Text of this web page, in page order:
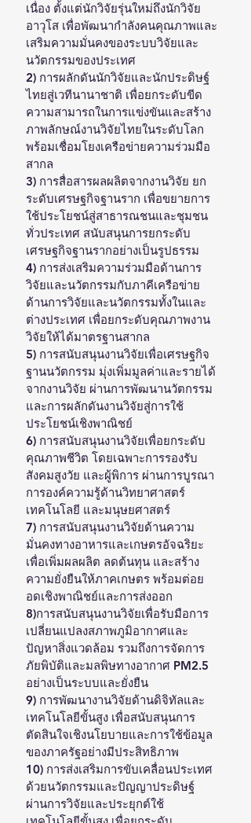
เนื่อง ตั้งแต่นักวิจัยรุ่นใหม่ถึงนักวิจัย
อาวุโส เพื่อพัฒนากำลังคนคุณภาพและ
เสริมความมั่นคงของระบบวิจัยและ
นวัตกรรมของประเทศ
2) การผลักดันนักวิจัยและนักประดิษฐ์
ไทยสู่เวทีนานาชาติ เพื่อยกระดับขีด
ความสามารถในการแข่งขันและสร้าง
ภาพลักษณ์งานวิจัยไทยในระดับโลก
พร้อมเชื่อมโยงเครือข่ายความร่วมมือ
สากล
3) การสื่อสารผลผลิตจากงานวิจัย ยก
ระดับเศรษฐกิจฐานราก เพื่อขยายการ
ใช้ประโยชน์สู่สาธารณชนและชุมชน
ทั่วประเทศ สนับสนุนการยกระดับ
เศรษฐกิจฐานรากอย่างเป็นรูปธรรม
4) การส่งเสริมความร่วมมือด้านการ
วิจัยและนวัตกรรมกับภาคีเครือข่าย
ด้านการวิจัยและนวัตกรรมทั้งในและ
ต่างประเทศ เพื่อยกระดับคุณภาพงาน
วิจัยให้ได้มาตรฐานสากล
5) การสนับสนุนงานวิจัยเพื่อเศรษฐกิจ
ฐานนวัตกรรม มุ่งเพิ่มมูลค่าและรายได้
จากงานวิจัย ผ่านการพัฒนานวัตกรรม
และการผลักดันงานวิจัยสู่การใช้
ประโยชน์เชิงพาณิชย์
6) การสนับสนุนงานวิจัยเพื่อยกระดับ
คุณภาพชีวิต โดยเฉพาะการรองรับ
สังคมสูงวัย และผู้พิการ ผ่านการบูรณา
การองค์ความรู้ด้านวิทยาศาสตร์
เทคโนโลยี และมนุษยศาสตร์
7) การสนับสนุนงานวิจัยด้านความ
มั่นคงทางอาหารและเกษตรอัจฉริยะ
เพื่อเพิ่มผลผลิต ลดต้นทุน และสร้าง
ความยั่งยืนให้ภาคเกษตร พร้อมต่อย
อดเชิงพาณิชย์และการส่งออก
8)การสนับสนุนงานวิจัยเพื่อรับมือการ
เปลี่ยนแปลงสภาพภูมิอากาศและ
ปัญหาสิ่งแวดล้อม รวมถึงการจัดการ
ภัยพิบัติและมลพิษทางอากาศ PM2.5
อย่างเป็นระบบและยั่งยืน
9) การพัฒนางานวิจัยด้านดิจิทัลและ
เทคโนโลยีขั้นสูง เพื่อสนับสนุนการ
ตัดสินใจเชิงนโยบายและการใช้ข้อมูล
ของภาครัฐอย่างมีประสิทธิภาพ
10) การส่งเสริมการขับเคลื่อนประเทศ
ด้วยนวัตกรรมและปัญญาประดิษฐ์
ผ่านการวิจัยและประยุกต์ใช้